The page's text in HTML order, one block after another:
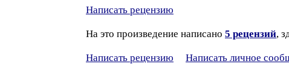
Написать рецензию
На это произведение написано 5 рецензий,
Написать рецензию Написать личное